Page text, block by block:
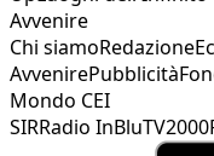
Avvenire
Chi siamoRedazione
AvvenirePubblicità
Mondo CEI
SIRRadio InBluTV2000